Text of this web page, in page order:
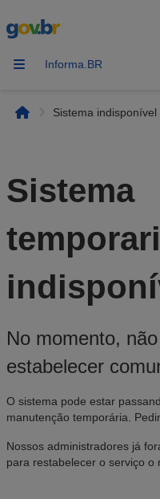
Página inicial
Sistema indisponível
Sistema
No momento,
estabelecer
O sistema pode estar
manutenção temporária.
Nossos administradores já
para restabelecer o serviço o